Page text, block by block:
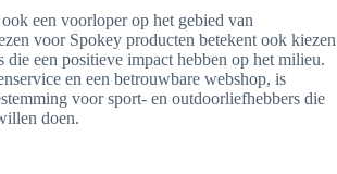
een voorloper op het gebied van
voor Spokey producten betekent ook kiezen
die een positieve impact hebben op het milieu.
en een betrouwbare webshop, is
voor sport- en outdoorliefhebbers die
doen.